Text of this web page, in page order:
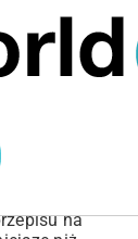
Rybę –
i
na